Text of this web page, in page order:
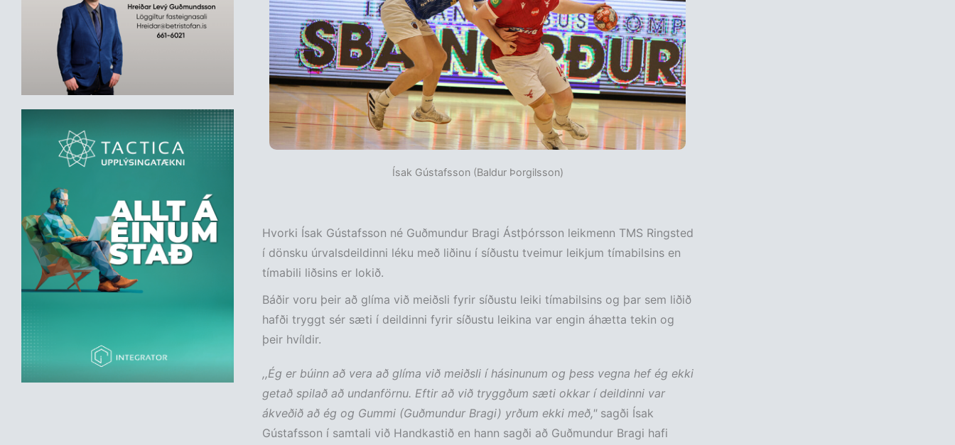
Ísak Gústafsson (Baldur Þorgilsson)
Hvorki Ísak Gústafsson né Guðmundur Bragi Ástþórsson leikmenn TMS Ringsted
í dönsku úrvalsdeildinni léku með liðinu í síðustu tveimur leikjum tímabilsins en
tímabili liðsins er lokið.
Báðir voru þeir að glíma við meiðsli fyrir síðustu leiki tímabilsins og þar sem liðið
hafði tryggt sér sæti í deildinni fyrir síðustu leikina var engin áhætta tekin og
þeir hvíldir.
,,Ég er búinn að vera að glíma við meiðsli í hásinunum og þess vegna hef ég ekki
getað spilað að undanförnu. Eftir að við tryggðum sæti okkar í deildinni var
ákveðið að ég og Gummi (Guðmundur Bragi) yrðum ekki með," sagði Ísak
Gústafsson í samtali við Handkastið en hann sagði að Guðmundur Bragi hafi